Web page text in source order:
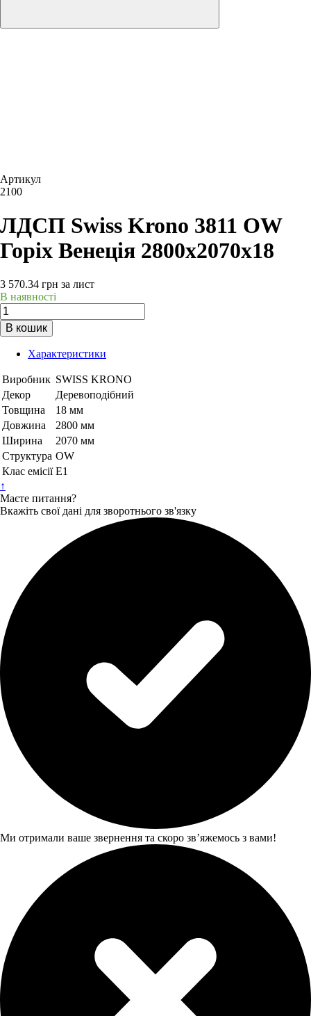
Артикул
2100
ЛДСП Swiss Krono 3811 OW
Горіх Венеція 2800х2070х18
3 570.34 грн за лист
В наявності
В кошик
Характеристики
Виробник SWISS KRONO
Декор
Деревоподібний
Товщина
18 мм
Довжина
2800 мм
Ширина
2070 мм
Структура OW
Клас емісії Е1
↑
Маєте питання?
Вкажіть свої дані для зворотнього зв'язку
Ми отримали ваше звернення та скоро звʼяжемось з вами!